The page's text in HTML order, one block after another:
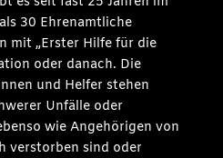
30 Ehrenamtliche
mit „Erster Hilfe für die
oder danach. Die
und Helfer stehen
Unfälle oder
wie Angehörigen von
verstorben sind oder